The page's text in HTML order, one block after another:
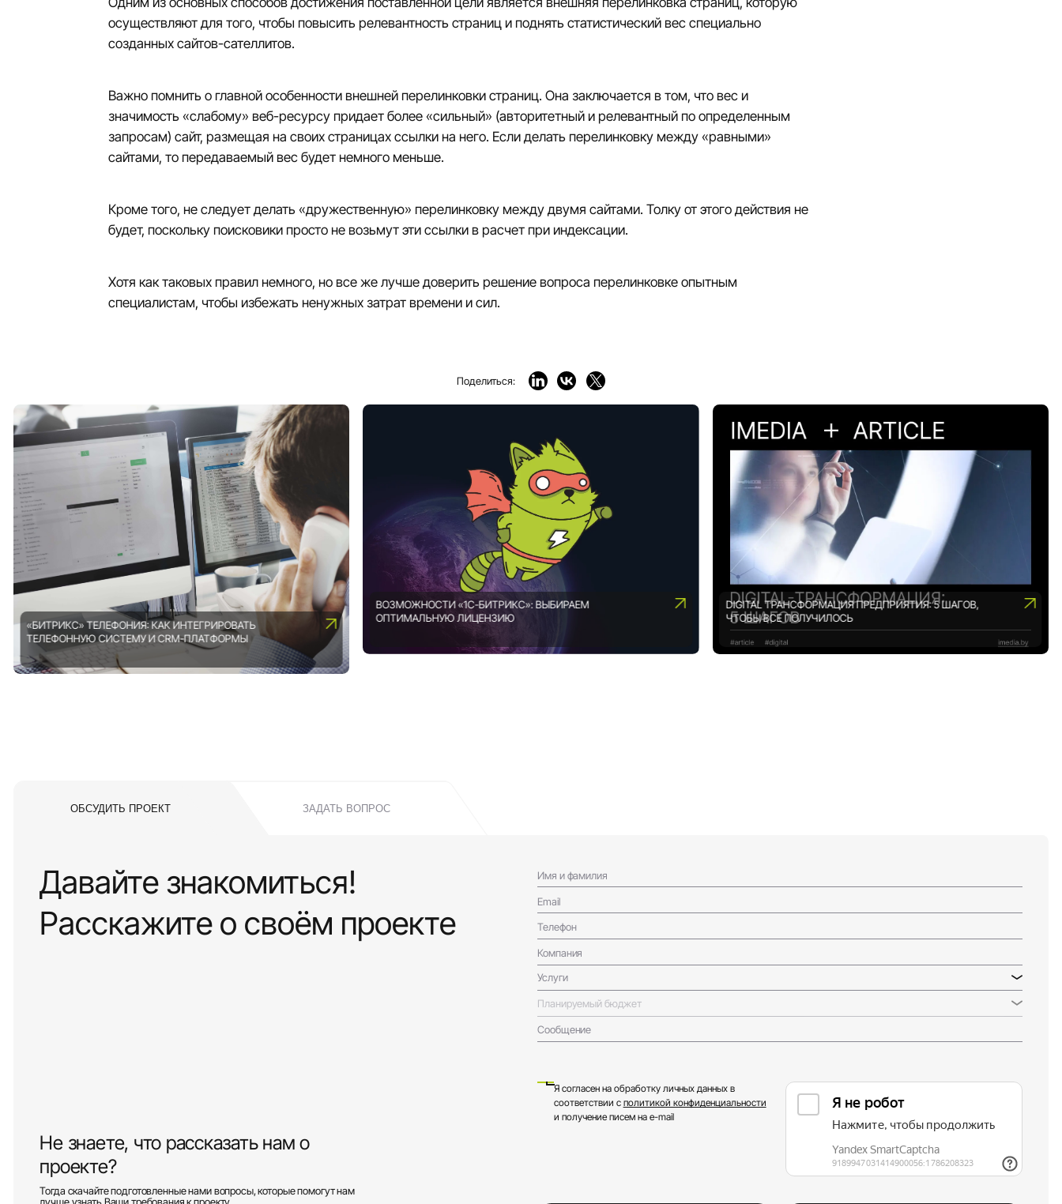
осуществляют для того, чтобы повысить релевантность страниц и поднять статистический вес специально
созданных сайтов-сателлитов.
Важно помнить о главной особенности внешней перелинковки страниц. Она заключается в том, что вес и
значимость «слабому» веб-ресурсу придает более «сильный» (авторитетный и релевантный по определенным
запросам) сайт, размещая на своих страницах ссылки на него. Если делать перелинковку между «равными»
сайтами, то передаваемый вес будет немного меньше.
Кроме того, не следует делать «дружественную» перелинковку между двумя сайтами. Толку от этого действия не
будет, поскольку поисковики просто не возьмут эти ссылки в расчет при индексации.
Хотя как таковых правил немного, но все же лучше доверить решение вопроса перелинковке опытным
специалистам, чтобы избежать ненужных затрат времени и сил.
Поделиться:
«БИТРИКС» ТЕЛЕФОНИЯ: КАК ИНТЕГРИРОВАТЬ
ТЕЛЕФОННУЮ СИСТЕМУ И CRM-ПЛАТФОРМЫ
ВОЗМОЖНОСТИ «1С-БИТРИКС»: ВЫБИРАЕМ
ОПТИМАЛЬНУЮ ЛИЦЕНЗИЮ
DIGITAL ТРАНСФОРМАЦИЯ ПРЕДПРИЯТИЯ: 5 ШАГОВ,
ЧТОБЫ ВСЕ ПОЛУЧИЛОСЬ
ОБСУДИТЬ ПРОЕКТ ЗАДАТЬ ВОПРОС
Давайте знакомиться!
Расскажите о своём проекте
Имя и фамилия
Email
Телефон
Компания
Услуги
Планируемый бюджет
Сообщение
Я согласен на обработку личных данных в
соответствии с политикой конфиденциальности
и получение писем на e-mail
Не знаете, что рассказать нам о
проекте?
Тогда скачайте подготовленные нами вопросы, которые помогут нам